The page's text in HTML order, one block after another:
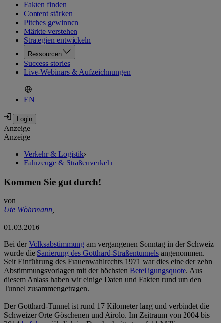
Fakten finden
Content stärken
Pitches gewinnen
Märkte verstehen
Strategien entwickeln
Ressourcen
Success stories
Live-Webinars & Aufzeichnungen
EN
Anzeige
Anzeige
Verkehr & Logistik›
Fahrzeuge & Straßenverkehr
Kommen Sie gut durch!
von
Ute Wöhrmann,
01.03.2016
Bei derVolksabstimmung am vergangenen Sonntag in der Schweiz
wurde die Sanierung des Gotthard-Straßentunnels angenommen.
Seit Einführung des Frauenwahlrechts 1971 war dies eine der zehn
Abstimmungsvorlagen mit der höchsten Beteiligungsquote. Aus
diesem Anlass haben wir einige Daten und Fakten rund um den
Tunnel zusammengetragen.
Der Gotthard-Tunnel ist rund 17 Kilometer lang und verbindet die
Schweizer Orte Göschenen und Airolo. Im Zeitraum von 2004 bis